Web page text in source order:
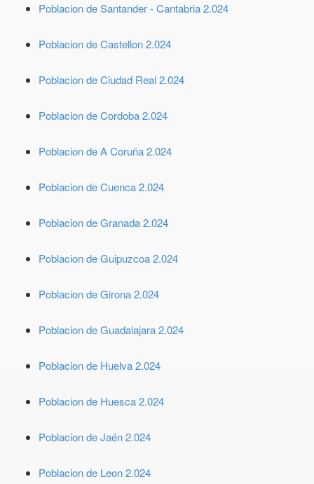
Poblacion de Santander - Cantabria 2.024
Poblacion de Castellon 2.024
Poblacion de Ciudad Real 2.024
Poblacion de Cordoba 2.024
Poblacion de A Coruña 2.024
Poblacion de Cuenca 2.024
Poblacion de Granada 2.024
Poblacion de Guipuzcoa 2.024
Poblacion de Girona 2.024
Poblacion de Guadalajara 2.024
Poblacion de Huelva 2.024
Poblacion de Huesca 2.024
Poblacion de Jaén 2.024
Poblacion de Leon 2.024